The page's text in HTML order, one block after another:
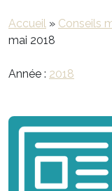
Accueil » Conseils
mai 2018
Année : 2018